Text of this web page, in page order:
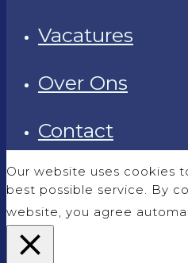
Vacatures
Over Ons
Contact
Our website uses cookies
best possible service. By
website, you agree